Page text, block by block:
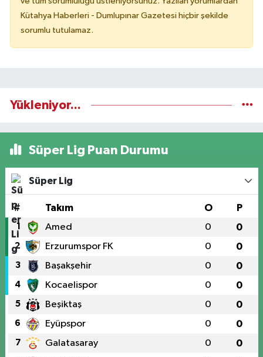
Kütahya Haberleri - Dumlupınar Gazetesi hiçbir şekilde
sorumlu tutulamaz.
Yükleniyor...
Süper Lig Puan Durumu
Süper Lig
# Takım O P
1 Amed 0 0
2 Erzurumspor FK 0 0
3 Başakşehir 0 0
4 Kocaelispor 0 0
5 Beşiktaş 0 0
6 Eyüpspor 0 0
7 Galatasaray 0 0